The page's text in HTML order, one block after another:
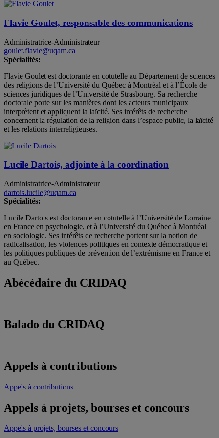
Flavie Goulet, responsable des communications
Administratrice-Administrateur
goulet.flavie@uqam.ca
Spécialités:
Flavie Goulet est doctorante en cotutelle au Département de sciences
des religions de l’Université du Québec à Montréal et à l’École de
sciences juridiques de l’Université de Strasbourg. Sa recherche
doctorale porte sur les manières dont les acteurs municipaux
interprètent et appliquent la laïcité. Ses intérêts de recherche
concernent la régulation de la religion dans l’espace public, la laïcité
et les relations interreligieuses.
Lucile Dartois, adjointe à la coordination
Administratrice-Administrateur
dartois.lucile@uqam.ca
Spécialités:
Lucile Dartois est doctorante en cotutelle à l’Université de Lorraine
en France en psychologie, et à l’Université du Québec à Montréal
en sociologie. Ses intérêts de recherche portent sur la notion de
radicalisation, les violences politiques en contexte démocratique et
les politiques publiques de prévention de l’extrémisme en France et
au Québec.
Abécédaire du CRIDAQ
Balado du CRIDAQ
Appels à contributions
Appels à contributions
Appels à projets, bourses et concours
Appels à projets, bourses et concours